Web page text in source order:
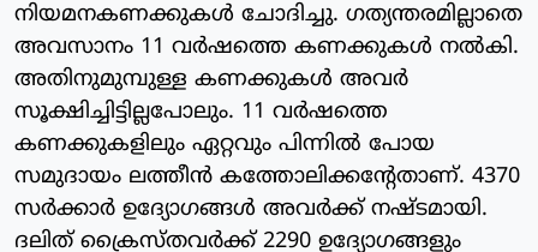
നിയമനകണക്കുകള്‍ ചോദിച്ചു. ഗത്യന്തരമില്ലാതെ
അവസാനം 11 വര്‍ഷത്തെ കണക്കുകള്‍ നല്‍കി.
അതിനുമുമ്പുള്ള കണക്കുകള്‍ അവര്‍
സൂക്ഷിച്ചിട്ടില്ലപോലും. 11 വര്‍ഷത്തെ
കണക്കുകളിലും ഏറ്റവും പിന്നില്‍ പോയ
സമുദായം ലത്തീന്‍ കത്തോലിക്കന്റേതാണ്. 4370
സര്‍ക്കാര്‍ ഉദ്യോഗങ്ങള്‍ അവര്‍ക്ക് നഷ്ടമായി.
ദലിത് ക്രൈസ്തവര്‍ക്ക് 2290 ഉദ്യോഗങ്ങളും